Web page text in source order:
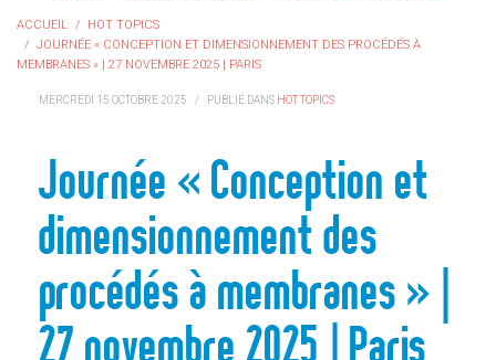
ACCUEIL
HOT TOPICS
JOURNÉE « CONCEPTION ET DIMENSIONNEMENT DES PROCÉDÉS À
MEMBRANES » | 27 NOVEMBRE 2025 | PARIS
MERCREDI 15 OCTOBRE 2025 / PUBLIÉ DANS HOT TOPICS
Journée « Conception et
dimensionnement des
procédés à membranes » |
27 novembre 2025 | Paris